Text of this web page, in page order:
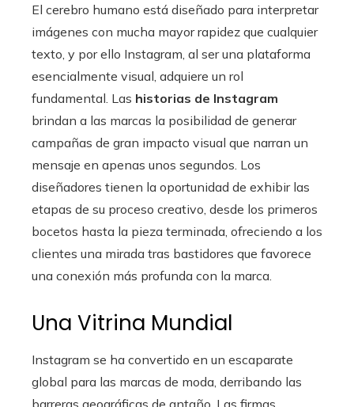
El cerebro humano está diseñado para interpretar
imágenes con mucha mayor rapidez que cualquier
texto, y por ello Instagram, al ser una plataforma
esencialmente visual, adquiere un rol
fundamental. Las historias de Instagram
brindan a las marcas la posibilidad de generar
campañas de gran impacto visual que narran un
mensaje en apenas unos segundos. Los
diseñadores tienen la oportunidad de exhibir las
etapas de su proceso creativo, desde los primeros
bocetos hasta la pieza terminada, ofreciendo a los
clientes una mirada tras bastidores que favorece
una conexión más profunda con la marca.
Una Vitrina Mundial
Instagram se ha convertido en un escaparate
global para las marcas de moda, derribando las